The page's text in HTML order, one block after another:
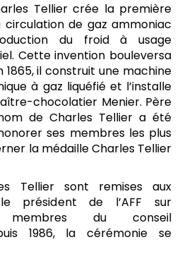
Tellier crée la première
de gaz ammoniac
du froid à usage
Cette invention bouleversa
1865, il construit une machine
à gaz liquéfié et l’installe
chocolatier Menier. Père
de Charles Tellier a été
ses membres les plus
la médaille Charles Tellier
Tellier sont remises aux
président de l’AFF sur
membres du conseil
1986, la cérémonie se